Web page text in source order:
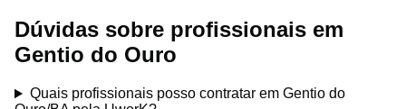
Dúvidas sobre profissionais em
Gentio do Ouro
Quais profissionais posso contratar em Gentio do